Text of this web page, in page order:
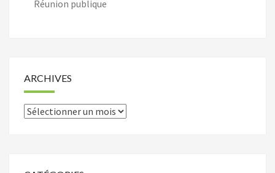
Réunion publique
ARCHIVES
Archives